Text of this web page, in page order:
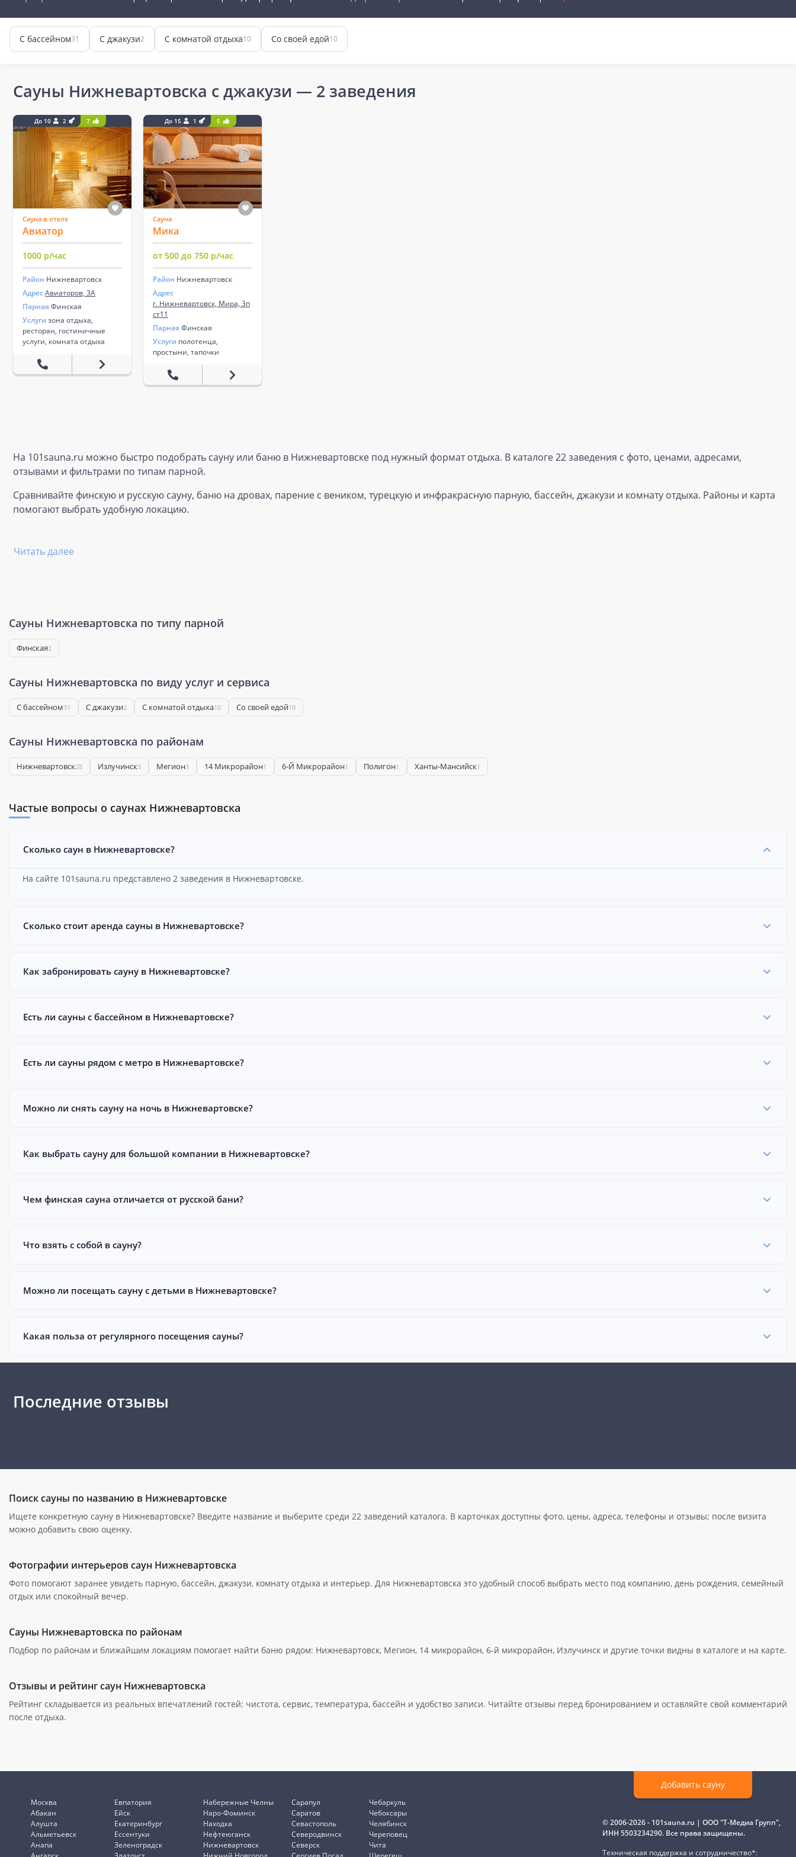
С бассейном31 С джакузи2 С комнатой отдыха10 Со своей едой10
Сауны Нижневартовска с джакузи — 2 заведения
До 10 2 7
Сауна в отеле
Авиатор
1000 р/час
Район Нижневартовск
АдресАвиаторов, 3А
Парная Финская
Услуги зона отдыха,
ресторан, гостиничные
услуги, комната отдыха
До 15 1 5
Сауна
Мика
от 500 до 750 р/час
Район Нижневартовск
Адрес
г. Нижневартовск, Мира, 3п
ст11
Парная Финская
Услуги полотенца,
простыни, тапочки
На 101sauna.ru можно быстро подобрать сауну или баню в Нижневартовске под нужный формат отдыха. В каталоге 22 заведения с фото, ценами, адресами,
отзывами и фильтрами по типам парной.
Сравнивайте финскую и русскую сауну, баню на дровах, парение с веником, турецкую и инфракрасную парную, бассейн, джакузи и комнату отдыха. Районы и карта
помогают выбрать удобную локацию.
Читать далее
Сауны Нижневартовска по типу парной
Финская2
Сауны Нижневартовска по виду услуг и сервиса
С бассейном31 С джакузи2 С комнатой отдыха10 Со своей едой10
Сауны Нижневартовска по районам
Нижневартовск28 Излучинск3 Мегион3 14 Микрорайон1 6-Й Микрорайон1 Полигон1 Ханты-Мансийск1
Частые вопросы о саунах Нижневартовска
Сколько саун в Нижневартовске?
На сайте 101sauna.ru представлено 2 заведения в Нижневартовске.
Сколько стоит аренда сауны в Нижневартовске?
Как забронировать сауну в Нижневартовске?
Есть ли сауны с бассейном в Нижневартовске?
Есть ли сауны рядом с метро в Нижневартовске?
Можно ли снять сауну на ночь в Нижневартовске?
Как выбрать сауну для большой компании в Нижневартовске?
Чем финская сауна отличается от русской бани?
Что взять с собой в сауну?
Можно ли посещать сауну с детьми в Нижневартовске?
Какая польза от регулярного посещения сауны?
Последние отзывы
Поиск сауны по названию в Нижневартовске
Ищете конкретную сауну в Нижневартовске? Введите название и выберите среди 22 заведений каталога. В карточках доступны фото, цены, адреса, телефоны и отзывы; после визита
можно добавить свою оценку.
Фотографии интерьеров саун Нижневартовска
Фото помогают заранее увидеть парную, бассейн, джакузи, комнату отдыха и интерьер. Для Нижневартовска это удобный способ выбрать место под компанию, день рождения, семейный
отдых или спокойный вечер.
Сауны Нижневартовска по районам
Подбор по районам и ближайшим локациям помогает найти баню рядом: Нижневартовск, Мегион, 14 микрорайон, 6-й микрорайон, Излучинск и другие точки видны в каталоге и на карте.
Отзывы и рейтинг саун Нижневартовска
Рейтинг складывается из реальных впечатлений гостей: чистота, сервис, температура, бассейн и удобство записи. Читайте отзывы перед бронированием и оставляйте свой комментарий
после отдыха.
Москва
Абакан
Алушта
Альметьевск
Анапа
Евпатория
Ейск
Екатеринбург
Ессентуки
Зеленоградск
Набережные Челны
Наро-Фоминск
Находка
Нефтеюганск
Нижневартовск
Сарапул
Саратов
Севастополь
Северодвинск
Северск
Чебаркуль
Чебоксары
Челябинск
Череповец
Чита
Добавить сауну
© 2006-2026 - 101sauna.ru | ООО "Т-Медиа Групп",
ИНН 5503234290. Все права защищены.
Техническая поддержка и сотрудничество*: